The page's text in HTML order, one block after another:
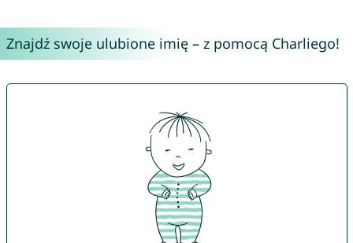
Znajdź swoje ulubione imię – z pomocą Charliego!